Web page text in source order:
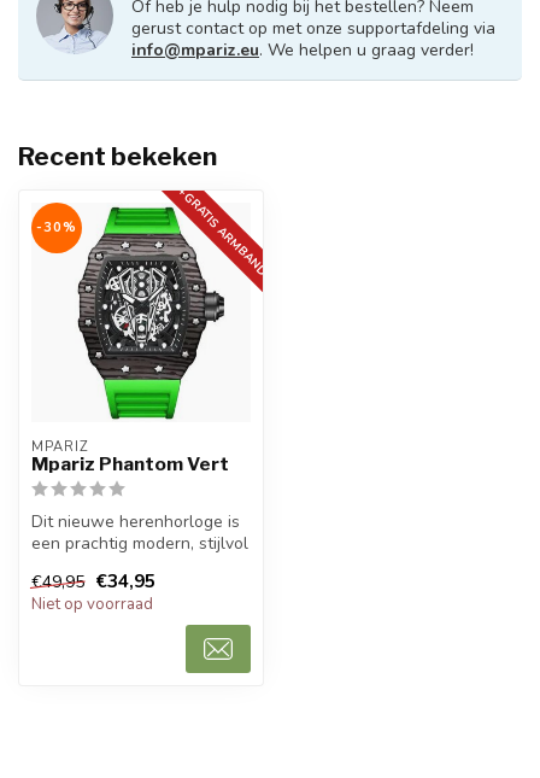
Of heb je hulp nodig bij het bestellen? Neem
gerust contact op met onze supportafdeling via
info@mpariz.eu. We helpen u graag verder!
Recent bekeken
+GRATIS ARMBAND
-30%
MPARIZ
Mpariz Phantom Vert
Dit nieuwe herenhorloge is
een prachtig modern, stijlvol
€49,95 €34,95
Niet op voorraad